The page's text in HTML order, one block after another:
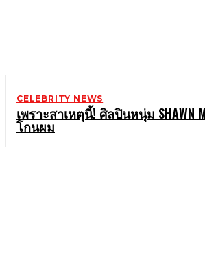
CELEBRITY NEWS
เพราะสาเหตุนี้! ศิลปินหนุ่ม SHAWN
โกนผม